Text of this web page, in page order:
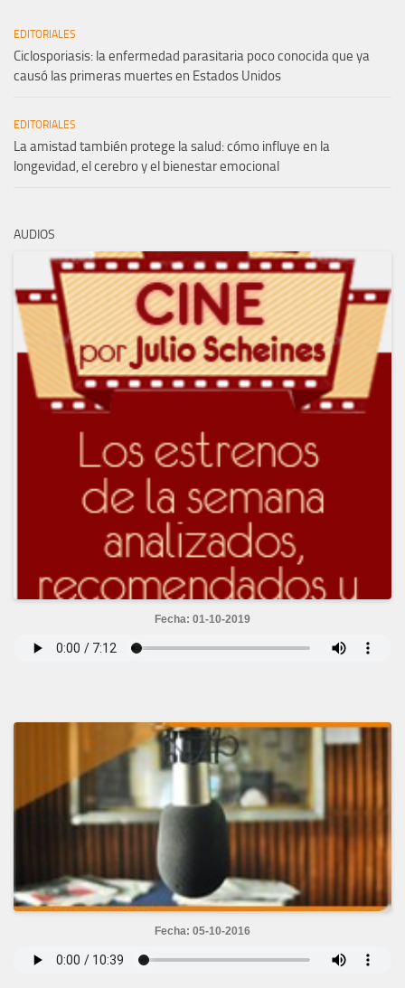
EDITORIALES
Ciclosporiasis: la enfermedad parasitaria poco conocida que ya
causó las primeras muertes en Estados Unidos
EDITORIALES
La amistad también protege la salud: cómo influye en la
longevidad, el cerebro y el bienestar emocional
AUDIOS
Fecha: 01-10-2019
Fecha: 05-10-2016